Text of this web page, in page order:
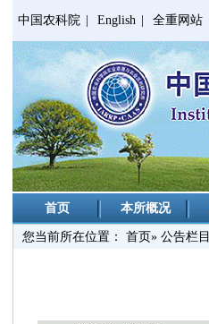
中国农科院 English 全重网站
首页 本所概况
您当前所在位置： 首页» 公告栏目